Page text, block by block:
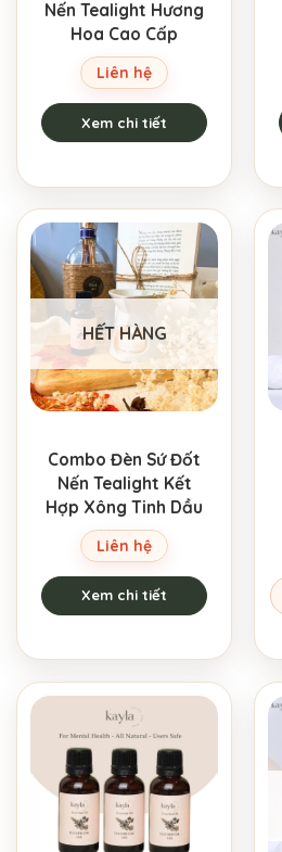
Nến Tealight Hương
Hoa Cao Cấp
Liên hệ
Xem chi tiết
HẾT HÀNG
Combo Đèn Sứ Đốt
Nến Tealight Kết
Hợp Xông Tinh Dầu
Liên hệ
Xem chi tiết